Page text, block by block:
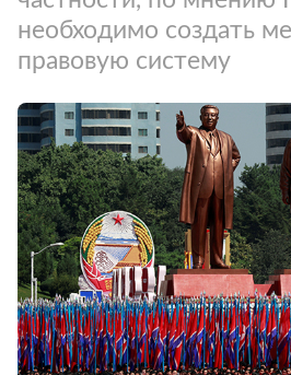
необходимо создать
правовую систему